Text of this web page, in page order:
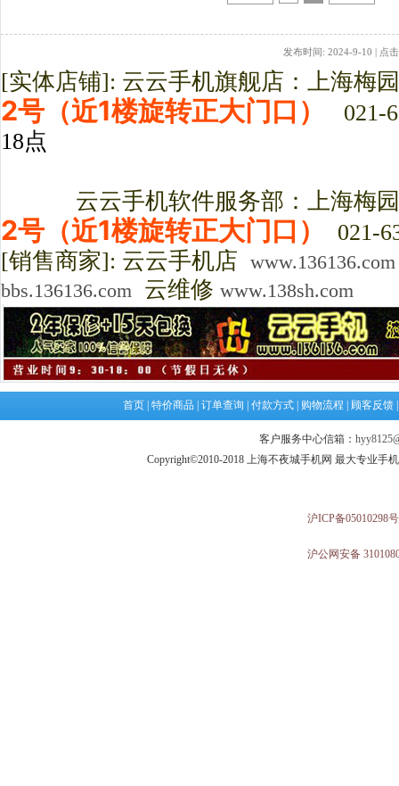
发布时间: 2024-9-10 | 点
[实体店铺]: 云云手机旗舰店：上海梅
2号（近1楼旋转正大门口）
021-
18点
云云手机软件服务部：上海梅园
2号（近1楼旋转正大门口）
021-
[销售商家]: 云云手机店 www.136136.com
bbs.136136.com 云维修 www.138sh.com
首页 特价商品 订单查询 付款方式 购物流程 顾客反馈
客户服务中心信箱：
Copyright©2010-2018 上海不夜城手机网 最大专业手
沪ICP备05010298号
沪公网安备